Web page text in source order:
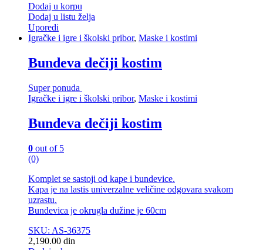
Dodaj u korpu
Dodaj u listu želja
Uporedi
Igračke i igre i školski pribor, Maske i kostimi
Bundeva dečiji kostim
Super ponuda
Igračke i igre i školski pribor, Maske i kostimi
Bundeva dečiji kostim
0 out of 5
(0)
Komplet se sastoji od kape i bundevice.
Kapa je na lastis univerzalne veličine odgovara svakom
uzrastu.
Bundevica je okrugla dužine je 60cm
SKU: AS-36375
2,190.00 din